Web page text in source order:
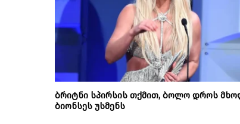
ბრიტნი სპირსის თქმით, ბოლო დროს
ბიონსეს უსმენს